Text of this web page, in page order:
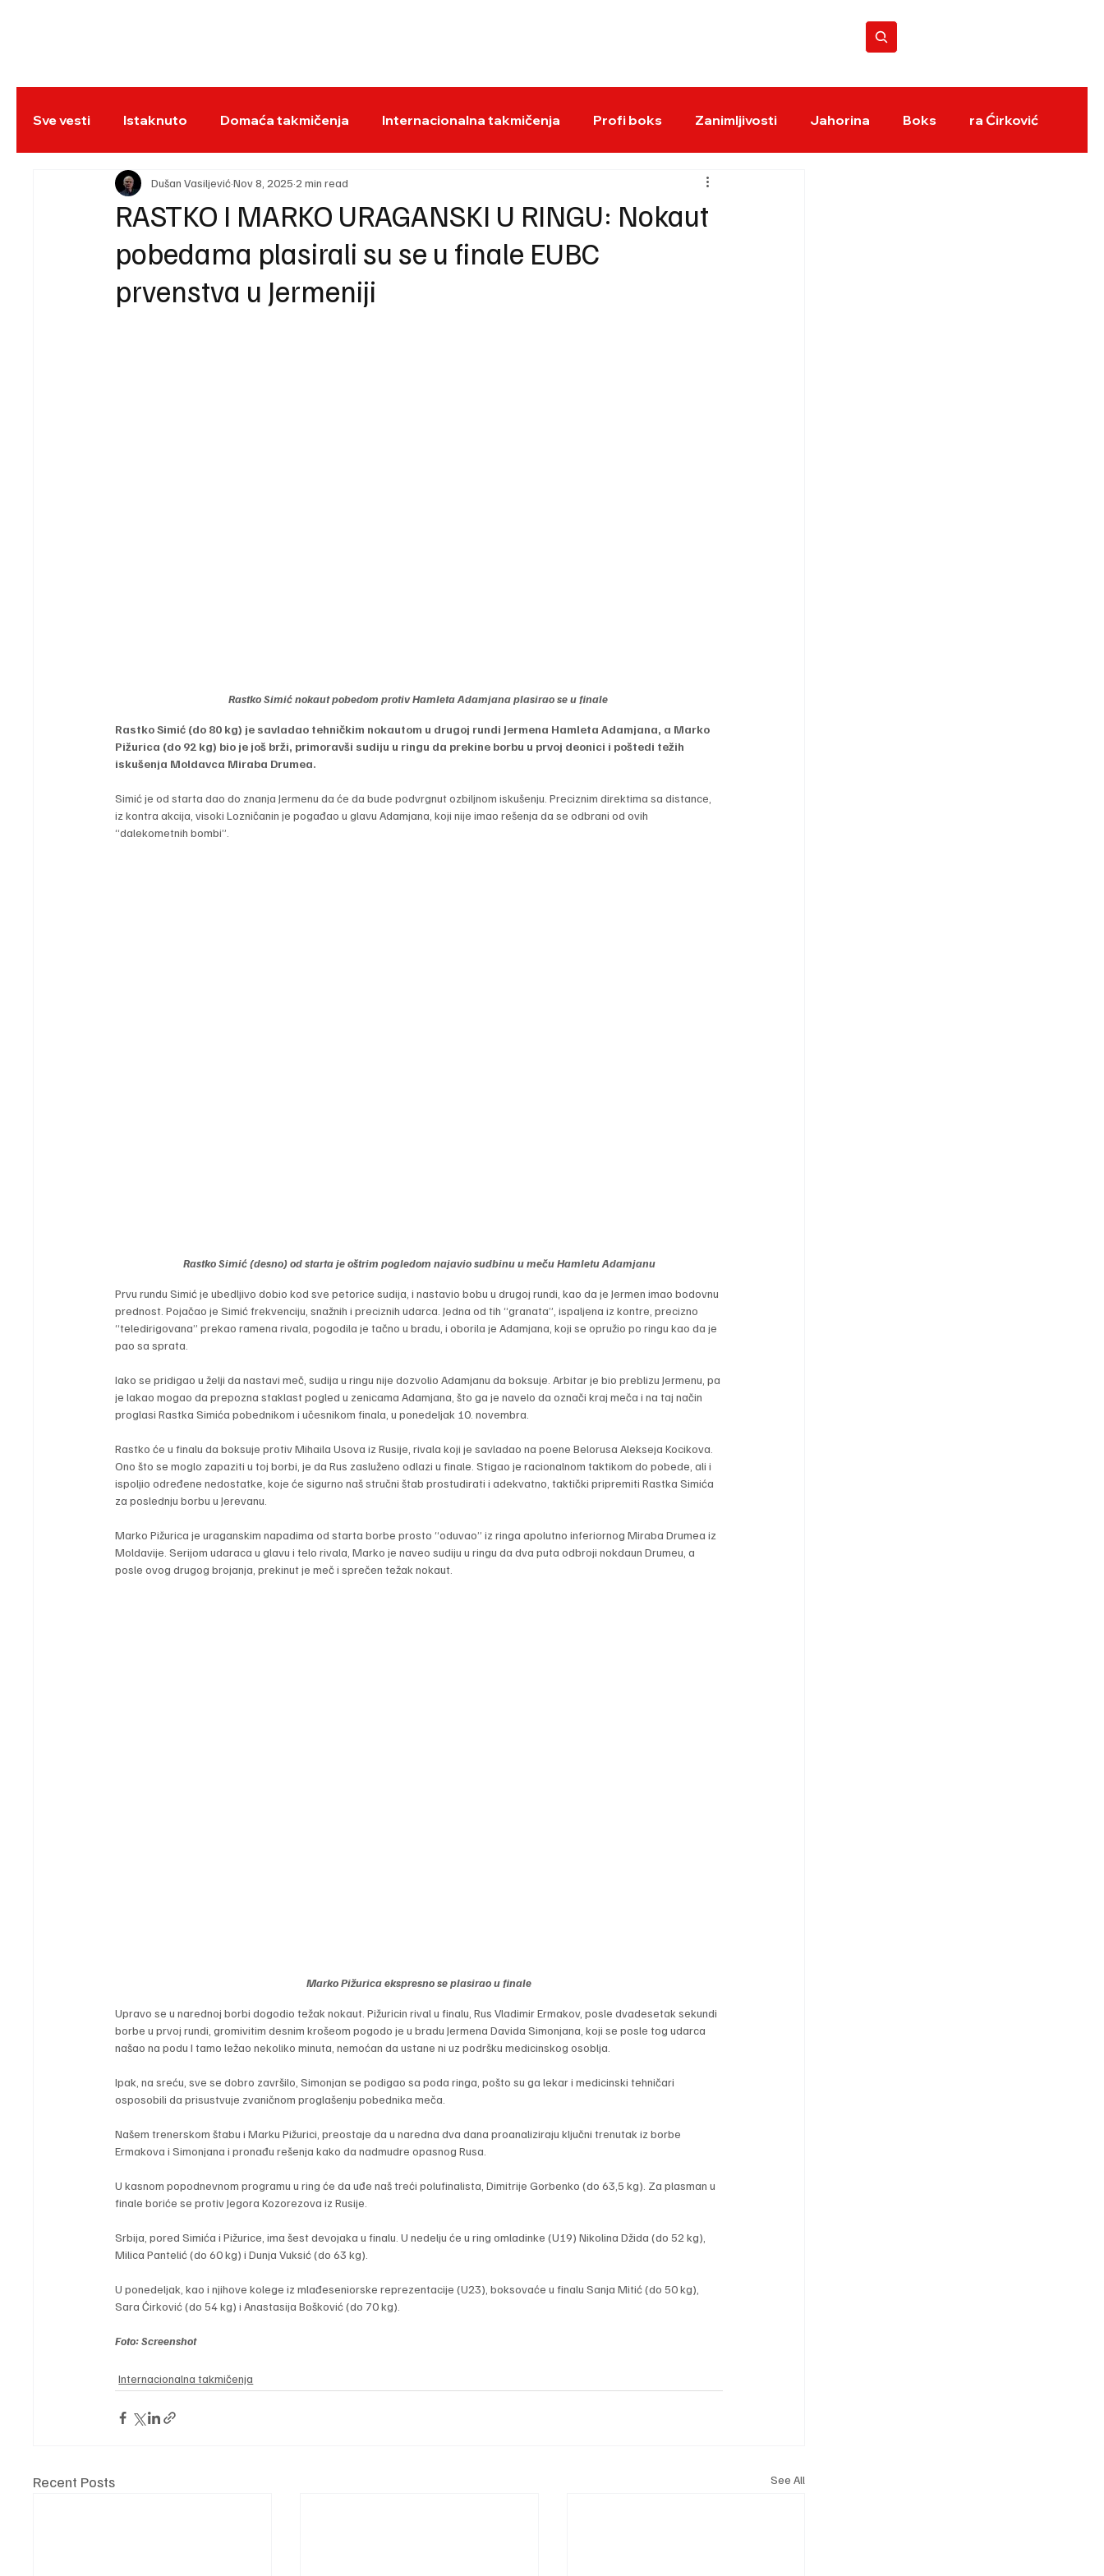
BOKS
REC
Sve vesti Istaknuto Domaća takmičenja Internacionalna takmičenja Profi boks Zanimljivosti Jahorina Boks ra Ćirković
RASTKO I MARKO URAGANSKI U RINGU: Nokaut
pobedama plasirali su se u finale EUBC
prvenstva u Jermeniji
Dušan VasiljevićNov 8, 2025 2 min read
Rastko Simić nokaut pobedom protiv Hamleta Adamjana plasirao se u finale
Rastko Simić (do 80 kg) je savladao tehničkim nokautom u drugoj rundi Jermena Hamleta Adamjana, a Marko
Pižurica (do 92 kg) bio je još brži, primoravši sudiju u ringu da prekine borbu u prvoj deonici i poštedi težih
iskušenja Moldavca Miraba Drumea.
Simić je od starta dao do znanja Jermenu da će da bude podvrgnut ozbiljnom iskušenju. Preciznim direktima sa distance,
iz kontra akcija, visoki Lozničanin je pogađao u glavu Adamjana, koji nije imao rešenja da se odbrani od ovih
“dalekometnih bombi”.
Rastko Simić (desno) od starta je oštrim pogledom najavio sudbinu u meču Hamletu Adamjanu
Prvu rundu Simić je ubedljivo dobio kod sve petorice sudija, i nastavio bobu u drugoj rundi, kao da je Jermen imao bodovnu
prednost. Pojačao je Simić frekvenciju, snažnih i preciznih udarca. Jedna od tih “granata”, ispaljena iz kontre, precizno
“teledirigovana” prekao ramena rivala, pogodila je tačno u bradu, i oborila je Adamjana, koji se opružio po ringu kao da je
pao sa sprata.
Iako se pridigao u želji da nastavi meč, sudija u ringu nije dozvolio Adamjanu da boksuje. Arbitar je bio preblizu Jermenu, pa
je lakao mogao da prepozna staklast pogled u zenicama Adamjana, što ga je navelo da označi kraj meča i na taj način
proglasi Rastka Simića pobednikom i učesnikom finala, u ponedeljak 10. novembra.
Rastko će u finalu da boksuje protiv Mihaila Usova iz Rusije, rivala koji je savladao na poene Belorusa Alekseja Kocikova.
Ono što se moglo zapaziti u toj borbi, je da Rus zasluženo odlazi u finale. Stigao je racionalnom taktikom do pobede, ali i
ispoljio određene nedostatke, koje će sigurno naš stručni štab prostudirati i adekvatno, taktički pripremiti Rastka Simića
za poslednju borbu u Jerevanu.
Marko Pižurica je uraganskim napadima od starta borbe prosto “oduvao” iz ringa apolutno inferiornog Miraba Drumea iz
Moldavije. Serijom udaraca u glavu i telo rivala, Marko je naveo sudiju u ringu da dva puta odbroji nokdaun Drumeu, a
posle ovog drugog brojanja, prekinut je meč i sprečen težak nokaut.
Marko Pižurica ekspresno se plasirao u finale
Upravo se u narednoj borbi dogodio težak nokaut. Pižuricin rival u finalu, Rus Vladimir Ermakov, posle dvadesetak sekundi
borbe u prvoj rundi, gromivitim desnim krošeom pogodo je u bradu Jermena Davida Simonjana, koji se posle tog udarca
našao na podu I tamo ležao nekoliko minuta, nemoćan da ustane ni uz podršku medicinskog osoblja.
Ipak, na sreću, sve se dobro završilo, Simonjan se podigao sa poda ringa, pošto su ga lekar i medicinski tehničari
osposobili da prisustvuje zvaničnom proglašenju pobednika meča.
Našem trenerskom štabu i Marku Pižurici, preostaje da u naredna dva dana proanaliziraju ključni trenutak iz borbe
Ermakova i Simonjana i pronađu rešenja kako da nadmudre opasnog Rusa.
U kasnom popodnevnom programu u ring će da uđe naš treći polufinalista, Dimitrije Gorbenko (do 63,5 kg). Za plasman u
finale boriće se protiv Jegora Kozorezova iz Rusije.
Srbija, pored Simića i Pižurice, ima šest devojaka u finalu. U nedelju će u ring omladinke (U19) Nikolina Džida (do 52 kg),
Milica Pantelić (do 60 kg) i Dunja Vuksić (do 63 kg).
U ponedeljak, kao i njihove kolege iz mlađeseniorske reprezentacije (U23), boksovaće u finalu Sanja Mitić (do 50 kg),
Sara Ćirković (do 54 kg) i Anastasija Bošković (do 70 kg).
Foto: Screenshot
Internacionalna takmičenja
Recent Posts See All